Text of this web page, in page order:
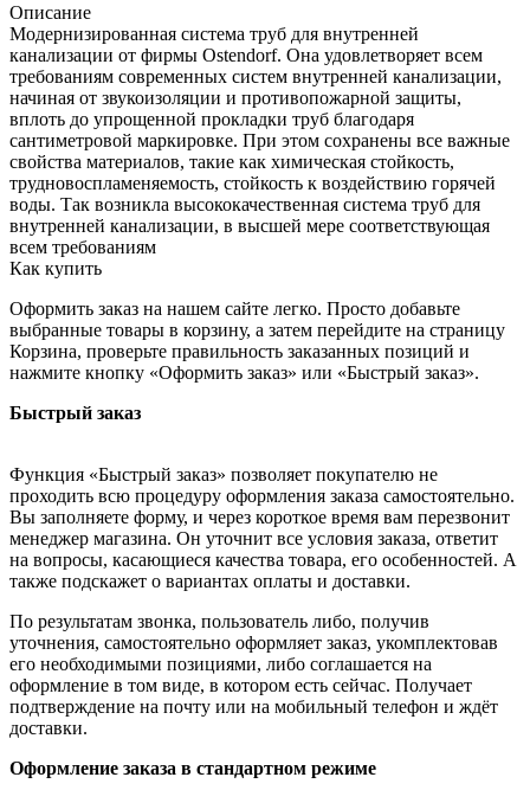
Описание
Модернизированная система труб для внутренней
канализации от фирмы Ostendorf. Она удовлетворяет всем
требованиям современных систем внутренней канализации,
начиная от звукоизоляции и противопожарной защиты,
вплоть до упрощенной прокладки труб благодаря
сантиметровой маркировке. При этом сохранены все важные
свойства материалов, такие как химическая стойкость,
трудновоспламеняемость, стойкость к воздействию горячей
воды. Так возникла высококачественная система труб для
внутренней канализации, в высшей мере соответствующая
всем требованиям
Как купить
Оформить заказ на нашем сайте легко. Просто добавьте
выбранные товары в корзину, а затем перейдите на страницу
Корзина, проверьте правильность заказанных позиций и
нажмите кнопку «Оформить заказ» или «Быстрый заказ».
Быстрый заказ
Функция «Быстрый заказ» позволяет покупателю не
проходить всю процедуру оформления заказа самостоятельно.
Вы заполняете форму, и через короткое время вам перезвонит
менеджер магазина. Он уточнит все условия заказа, ответит
на вопросы, касающиеся качества товара, его особенностей. А
также подскажет о вариантах оплаты и доставки.
По результатам звонка, пользователь либо, получив
уточнения, самостоятельно оформляет заказ, укомплектовав
его необходимыми позициями, либо соглашается на
оформление в том виде, в котором есть сейчас. Получает
подтверждение на почту или на мобильный телефон и ждёт
доставки.
Оформление заказа в стандартном режиме